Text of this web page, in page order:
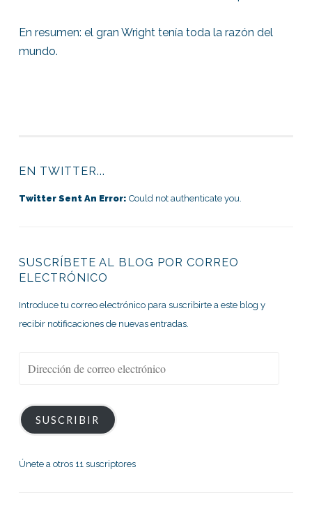
En resumen: el gran Wright tenía toda la razón del
mundo.
EN TWITTER...
Twitter Sent An Error: Could not authenticate you.
SUSCRÍBETE AL BLOG POR CORREO
ELECTRÓNICO
Introduce tu correo electrónico para suscribirte a este blog y
recibir notificaciones de nuevas entradas.
electrónico
SUSCRIBIR
Únete a otros 11 suscriptores